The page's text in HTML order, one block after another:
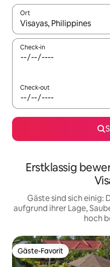
Ort
Wenn Ergebnisse
Check-in
Check-out
Erstklassig
Gäste sind sich einig:
aufgrund ihrer Lage,
hoch
Gäste-Favorit
Gäste-Favorit